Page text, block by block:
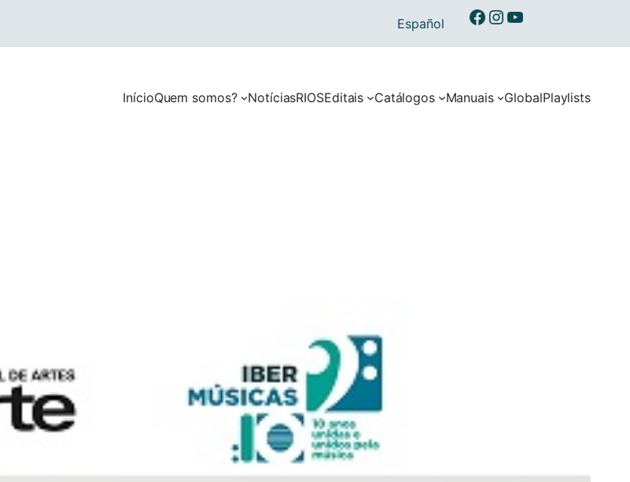
InícioQuem somos? NotíciasRIOSEditais Catálogos Manuais GlobalPlaylists
Español Ibermusicas no Facebook
Ibermusicas no Instagram
Ibermusicas no Youtube